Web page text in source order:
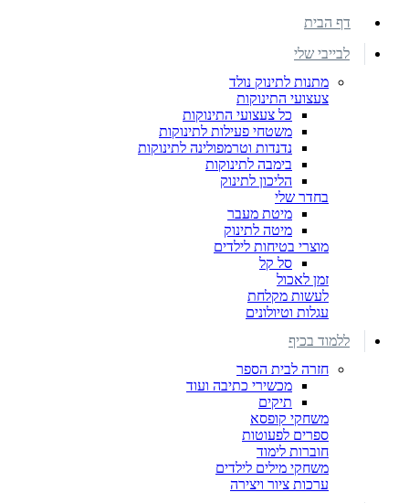
דף הבית
לבייבי שלי
מתנות לתינוק נולד
צעצועי התינוקות
כל צעצועי התינוקות
משטחי פעילות לתינוקות
נדנדות וטרמפולינה לתינוקות
בימבה לתינוקות
הליכון לתינוק
בחדר שלי
מיטת מעבר
מיטה לתינוק
מוצרי בטיחות לילדים
סל קל
זמן לאכול
לעשות מקלחת
עגלות וטיולונים
ללמוד בכיף
חזרה לבית הספר
מכשירי כתיבה ועוד
תיקים
משחקי קופסא
ספרים לפעוטות
חוברות לימוד
משחקי מילים לילדים
ערכות ציור ויצירה